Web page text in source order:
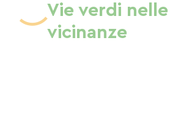
Vie verdi nelle
vicinanze